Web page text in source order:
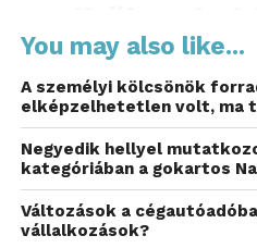
maradunk le
A szervezet
elindította a
pénzügyi
You may also like...
A személyi kölcsönök
elképzelhetetlen volt, ma
Negyedik hellyel
kategóriában a gokartos
Változások a
vállalkozások?